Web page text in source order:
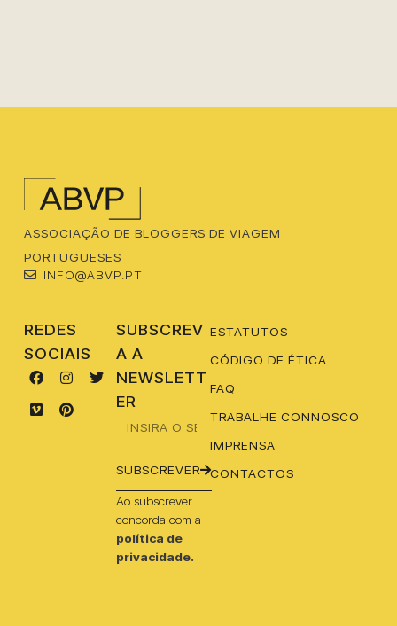
ASSOCIAÇÃO DE BLOGGERS DE VIAGEM
PORTUGUESES
INFO@ABVP.PT
REDES
SOCIAIS
SUBSCREV
A A
NEWSLETT
ER
SUBSCREVER
Ao subscrever
concorda com a
política de
privacidade.
ESTATUTOS
CÓDIGO DE ÉTICA
FAQ
TRABALHE CONNOSCO
IMPRENSA
CONTACTOS